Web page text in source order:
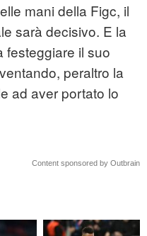
mani della Figc, il
sarà decisivo. E la
festeggiare il suo
peraltro la
ad aver portato lo
Content sponsored by Outbrain